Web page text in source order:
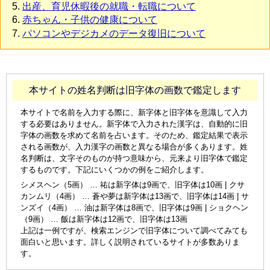
出産、育児休暇後の就職・転職について
赤ちゃん・子供の健康について
パソコンやデジカメのデータ復旧について
本サイトの姓名判断は旧字体の画数で鑑定します
本サイトで名前を入力する際に、新字体と旧字体を意識して入力
する必要はありません。新字体で入力された漢字は、自動的に旧
字体の画数を求めて名前を占います。そのため、鑑定結果で表示
される画数が、入力漢字の画数と異なる場合が多くあります。姓
名判断は、文字そのものが持つ意味から、元来より旧字体で鑑定
するものです。下記にいくつかの例をご紹介します。
シメスヘン（5画） … 祐は新字体は9画で、旧字体は10画 | クサ
カンムリ（4画） … 蒼や夢は新字体は13画で、旧字体は14画 | サ
ンズイ（4画） … 油は新字体は8画で、旧字体は9画 | ショクヘン
（9画） … 飯は新字体は12画で、旧字体は13画
上記は一例ですが、検索エンジンで旧字体について調べてみても
面白いと思います。詳しく説明されているサイトが多数ありま
す。